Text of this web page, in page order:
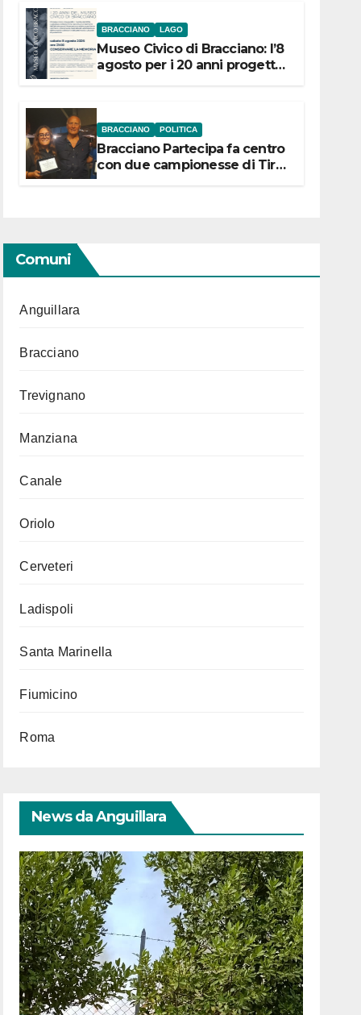
BRACCIANO LAGO
Museo Civico di Bracciano: l’8
agosto per i 20 anni progetto
BRACCIANO POLITICA
Bracciano Partecipa fa centro
con due campionesse di Tiro
Comuni
Anguillara
Bracciano
Trevignano
Manziana
Canale
Oriolo
Cerveteri
Ladispoli
Santa Marinella
Fiumicino
Roma
News da Anguillara